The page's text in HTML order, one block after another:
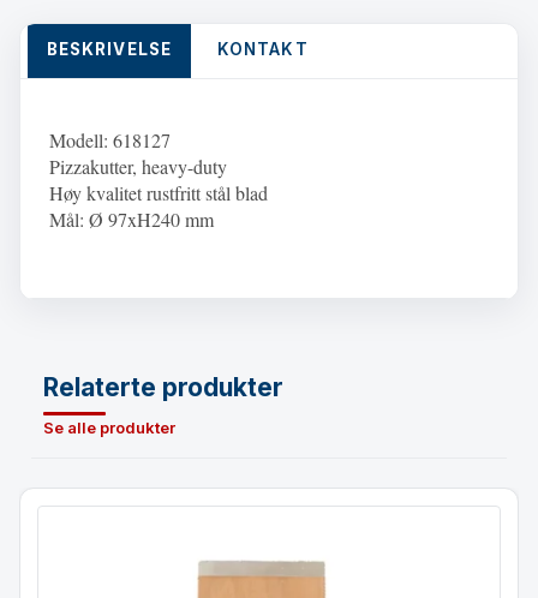
BESKRIVELSE KONTAKT
Modell: 618127
Pizzakutter, heavy-duty
Høy kvalitet rustfritt stål blad
Mål: Ø 97xH240 mm
Relaterte produkter
Se alle produkter